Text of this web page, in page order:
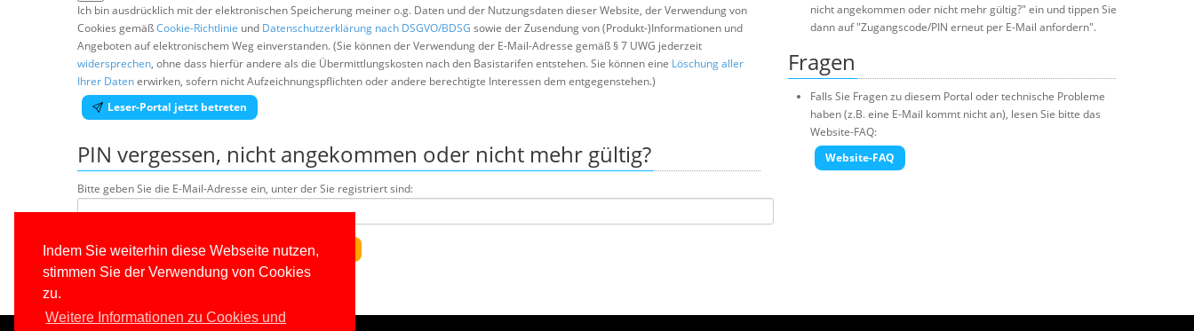
Indem Sie weiterhin diese Webseite nutzen,
stimmen Sie der Verwendung von Cookies
zu.
Weitere Informationen zu Cookies und
Ich bin ausdrücklich mit der elektronischen Speicherung meiner o.g. Daten und der Nutzungsdaten dieser Website, der Verwendung von
Cookies gemäßCookie-Richtlinie und Datenschutzerklärung nach DSGVO/BDSG sowie der Zusendung von (Produkt-)Informationen und
Angeboten auf elektronischem Weg einverstanden. (Sie können der Verwendung der E-Mail-Adresse gemäß § 7 UWG jederzeit
widersprechen, ohne dass hierfür andere als die Übermittlungskosten nach den Basistarifen entstehen. Sie können eine Löschung aller
Ihrer Datenerwirken, sofern nicht Aufzeichnungspflichten oder andere berechtigte Interessen dem entgegenstehen.)
Leser-Portal jetzt betreten
PIN vergessen, nicht angekommen oder nicht mehr gültig?
Bitte geben Sie die E-Mail-Adresse ein, unter der Sie registriert sind:
Zugangscode/PIN erneut per E-Mail anfordern
nicht angekommen oder nicht mehr gültig?" ein und tippen Sie
dann auf "Zugangscode/PIN erneut per E-Mail anfordern".
Fragen
Falls Sie Fragen zu diesem Portal oder technische Probleme
haben (z.B. eine E-Mail kommt nicht an), lesen Sie bitte das
Website-FAQ:
Website-FAQ